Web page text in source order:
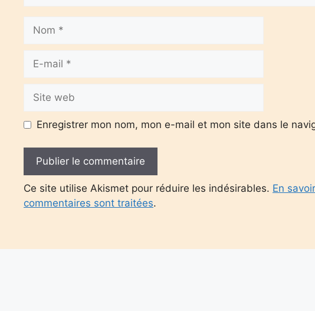
Nom
Site
web
Enregistrer mon nom, mon e-mail et mon site dans le
Ce site utilise Akismet pour réduire les indésirables. En
commentaires sont traitées.